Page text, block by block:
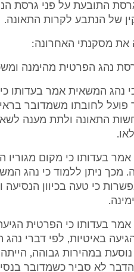
התובעת על פני גרסת
של הנתבע לקרות התאונה.
את מסקנתי האחרונה:
נהג הפרטית מהימנה
כי נהג המשאית אמר
פועל לחובתו משמדובר
התאונה ולתת מענה
בעדותו כי מקום מגוריו
מכך ניתן ללמוד כי נהג
כי טעה בכיוון הנסיעה
בעדותו כי הפרטית
באיטיות, לפי דברי
במהירות גבוהה,
לא סביר כשמדובר